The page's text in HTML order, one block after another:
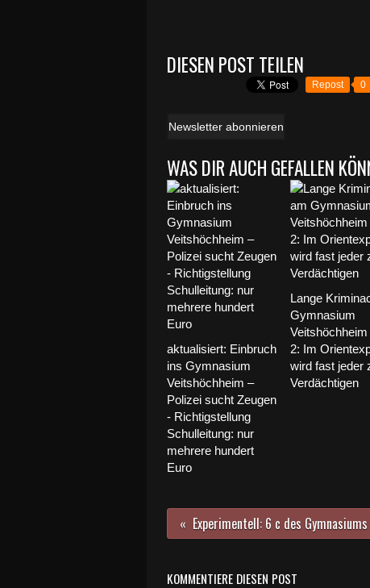
DIESEN POST TEILEN
Repost 0
Newsletter abonnieren
WAS DIR AUCH GEFALLEN
aktualisiert: Einbruch
ins Gymnasium
Veitshöchheim –
Polizei sucht Zeugen
- Richtigstellung
Schulleitung: nur
mehrere hundert
Euro
Lange
Gymnasium
Veitshöchheim
2: Im
wird fast jeder
Verdächtigen
KOMMENTIERE DIESEN POST